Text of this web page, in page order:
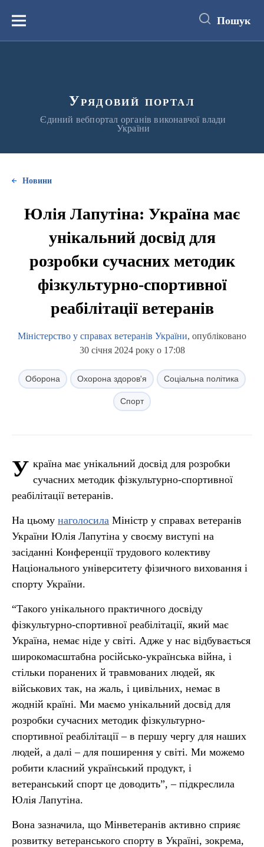
вмістуМеню Пошук
Урядовий портал
Єдиний вебпортал органів виконавчої влади
України
Новини
Юлія Лапутіна: Україна має
унікальний досвід для
розробки сучасних методик
фізкультурно-спортивної
реабілітації ветеранів
Міністерство у справах ветеранів України, опубліковано
30 січня 2024 року о 17:08
Оборона Охорона здоров'я Соціальна політика
Спорт
У країна має унікальний досвід для розробки
сучасних методик фізкультурно-спортивної
реабілітації ветеранів.
На цьому наголосила Міністр у справах ветеранів
України Юлія Лапутіна у своєму виступі на
засіданні Конференції трудового колективу
Національного університету фізичного виховання і
спорту України.
“Такого унікального практичного досвіду
фізкультурно-спортивної реабілітації, який має
Україна, немає ніде у світі. Адже у нас відбувається
широкомасштабна російсько-українська війна, і
стільки поранених й травмованих людей, як
військових так, на жаль, і цивільних, немає в
жодній країні. Ми маємо унікальний досвід для
розробки сучасних методик фізкультурно-
спортивної реабілітації – в першу чергу для наших
людей, а далі – для поширення у світі. Ми можемо
робити класний український продукт, і
ветеранський спорт це доводить”, – підкреслила
Юлія Лапутіна.
Вона зазначила, що Мінветеранів активно сприяє
розвитку ветеранського спорту в Україні, зокрема,